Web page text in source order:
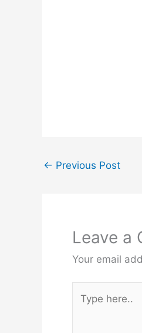
← Previous Post
Leave a
Your email
here..